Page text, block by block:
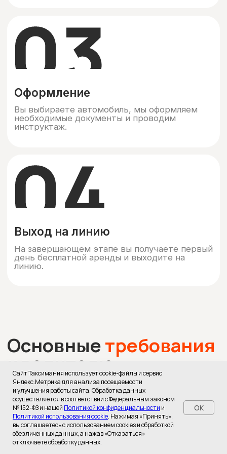
Контакты
maniatax@yandex.ru
Почта:
Адрес:
Оставить заявку
Сайт Таксимания использует cookie-файлы и сервис
Яндекс.Метрика для анализа посещаемости
и улучшения работы сайта. Обработка данных
осуществляется в соответствии с Федеральным законом
№ 152-ФЗ и нашей Политикой конфиденциальности и
Политикой использования cookie. Нажимая «Принять»,
вы соглашаетесь с использованием cookies и обработкой
обезличенных данных, а нажав «Отказаться»
отключаете обработку данных.
OK